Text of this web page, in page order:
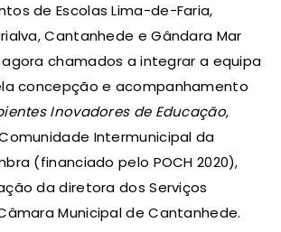
de Escolas Lima-de-Faria,
Cantanhede e Gândara Mar
chamados a integrar a equipa
concepção e acompanhamento
Inovadores de Educação,
Intermunicipal da
(financiado pelo POCH 2020),
da diretora dos Serviços
Municipal de Cantanhede.